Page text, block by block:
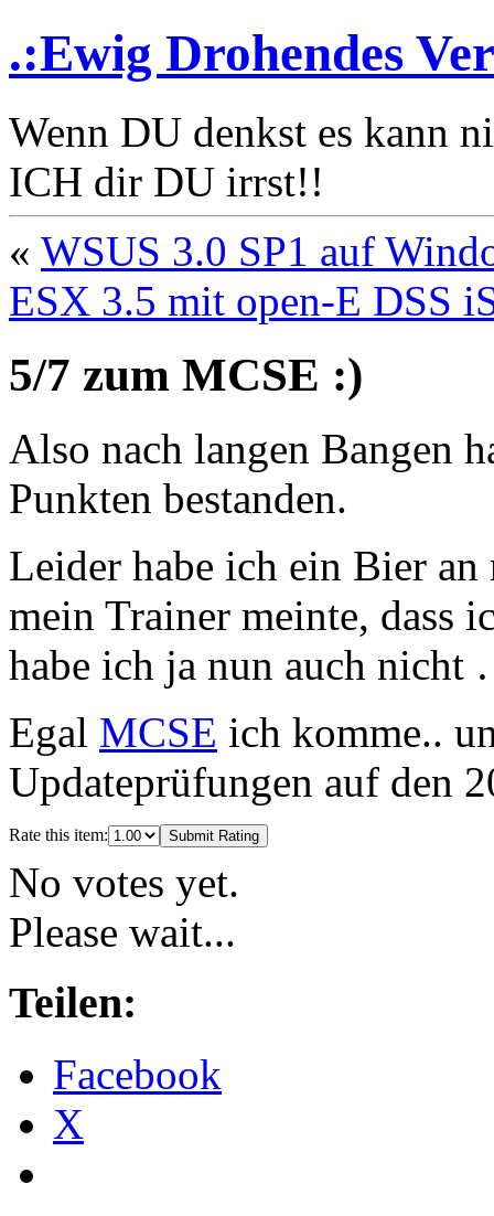
.:Ewig Drohendes
Wenn DU denkst es kann
ICH dir DU irrst!!
« WSUS 3.0 SP1 auf
ESX 3.5 mit open-E DSS
5/7 zum MCSE :)
Also nach langen Bangen
Punkten bestanden.
Leider habe ich ein Bier
mein Trainer meinte, dass
habe ich ja nun auch nicht
Egal MCSE ich komme..
Updateprüfungen auf den
Rate this item: Submit Rating
No votes yet.
Please wait...
Teilen:
Facebook
X